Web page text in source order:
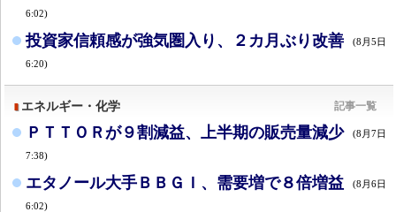
6:02)
投資家信頼感が強気圏入り、２カ月ぶり改善 (8月5日
6:20)
エネルギー・化学 記事一覧
ＰＴＴＯＲが９割減益、上半期の販売量減少 (8月7日
7:38)
エタノール大手ＢＢＧＩ、需要増で８倍増益 (8月6日
6:02)